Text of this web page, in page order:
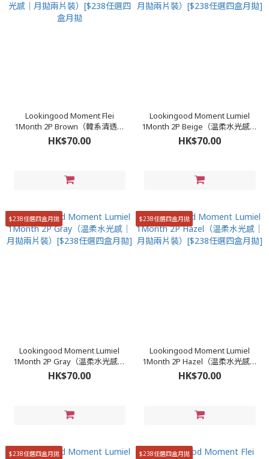
Lookingood Moment Flei
1Month 2P Brown（韓系清透水
光感｜月拋兩片裝）[$238任選四
盒月拋
HK$70.00
Lookingood Moment Lumiel
1Month 2P Beige（温柔水光感｜
月拋兩片裝）[$238任選四盒月拋]
HK$70.00
$238任選四盒月拋
Lookingood Moment Lumiel
1Month 2P Gray（温柔水光感｜
月拋兩片裝）[$238任選四盒月拋]
HK$70.00
$238任選四盒月拋
Lookingood Moment Lumiel
1Month 2P Hazel（温柔水光感｜
月拋兩片裝）[$238任選四盒月拋]
HK$70.00
$238任選四盒月拋 $238任選四盒月拋